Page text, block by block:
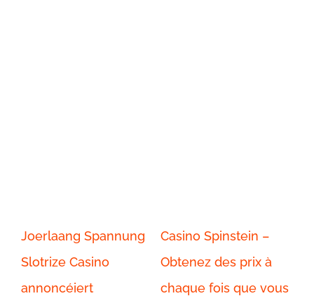
–
prix à
que vous
Cassino Spinstein –
Jogue caça-níqueis
tradicionais e
Gangstasino
Player
Canada